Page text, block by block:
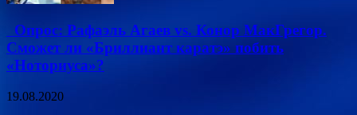
Опрос: Рафаэль Агаев vs. Конор МакГрегор.
Сможет ли «Бриллиант каратэ» побить
«Ноториуса»?
19.08.2020